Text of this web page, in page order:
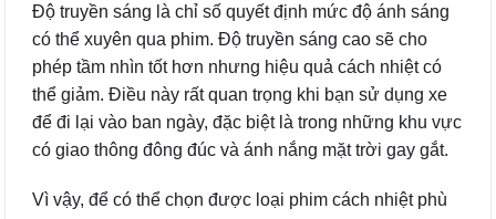
Độ truyền sáng là chỉ số quyết định mức độ ánh sáng
có thể xuyên qua phim. Độ truyền sáng cao sẽ cho
phép tầm nhìn tốt hơn nhưng hiệu quả cách nhiệt có
thể giảm. Điều này rất quan trọng khi bạn sử dụng xe
để đi lại vào ban ngày, đặc biệt là trong những khu vực
có giao thông đông đúc và ánh nắng mặt trời gay gắt.
Vì vậy, để có thể chọn được loại phim cách nhiệt phù